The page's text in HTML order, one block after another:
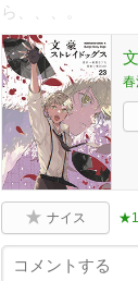
ら、、、。
ナイス